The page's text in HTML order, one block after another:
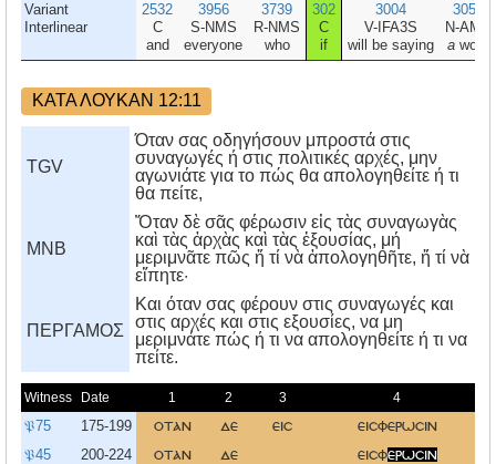
Variant
Interlinear
2532
C
and
3956
S-NMS
everyone
3739
R-NMS
who
302
C
if
3004
V-IFA3S
will be saying
3056
N-AMS
a word
ΚΑΤΑ ΛΟΥΚΑΝ 12:11
TGV
Όταν σας οδηγήσουν μπροστά στις
συναγωγές ή στις πολιτικές αρχές, μην
αγωνιάτε για το πώς θα απολογηθείτε ή τι
θα πείτε,
MNB
Ὅταν δὲ σᾶς φέρωσιν εἰς τὰς συναγωγὰς
καὶ τὰς ἀρχὰς καὶ τὰς ἐξουσίας, μή
μεριμνᾶτε πῶς ἤ τί νὰ ἀπολογηθῆτε, ἤ τί νὰ
εἴπητε·
ΠΕΡΓΑΜΟΣ
Kαι όταν σας φέρουν στις συναγωγές και
στις αρχές και στις εξουσίες, να μη
μεριμνάτε πώς ή τι να απολογηθείτε ή τι να
πείτε.
Witness Date 1 2 3 4
𝔓75 175-199 οταν δε εισ εισφερωσιν
𝔓45 200-224 οταν δε εισφερωσιν